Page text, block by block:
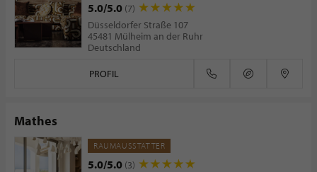
5.0/5.0 (7)
Düsseldorfer Straße 107
45481 Mülheim an der Ruhr
Deutschland
PROFIL
Mathes
RAUMAUSSTATTER
5.0/5.0 (3)